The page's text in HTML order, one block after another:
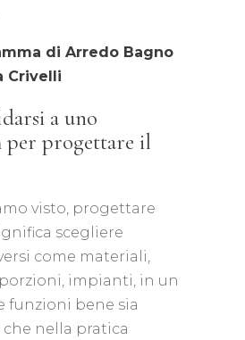
di Arredo Bagno
Crivelli
a uno
per progettare il
visto, progettare
scegliere
come materiali,
impianti, in un
funzioni bene sia
nella pratica